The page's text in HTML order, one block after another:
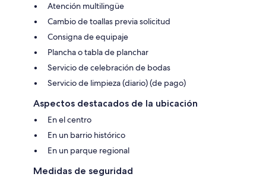
Atención multilingüe
Cambio de toallas previa solicitud
Consigna de equipaje
Plancha o tabla de planchar
Servicio de celebración de bodas
Servicio de limpieza (diario) (de pago)
Aspectos destacados de la ubicación
En el centro
En un barrio histórico
En un parque regional
Medidas de seguridad